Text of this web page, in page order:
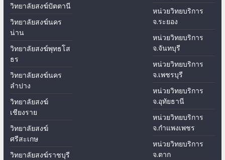
วิทยาลัยสงฆ์ปัตตานี
วิทยาลัยสงฆ์นคร
น่าน
วิทยาลัยสงฆ์พุทธโส
ธร
วิทยาลัยสงฆ์นคร
ลำปาง
วิทยาลัยสงฆ์
เชียงราย
วิทยาลัยสงฆ์
ศรีสะเกษ
วิทยาลัยสงฆ์ราชบุรี
หน่วยวิทยบริการ
จ.ระยอง
หน่วยวิทยบริการ
จ.จันทบุรี
หน่วยวิทยบริการ
จ.เพชรบุรี
หน่วยวิทยบริการ
จ.อุทัยธานี
หน่วยวิทยบริการ
จ.กำแพงเพชร
หน่วยวิทยบริการ
จ.ตาก